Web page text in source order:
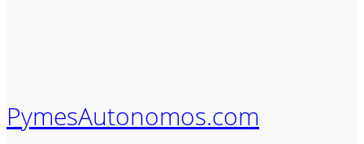
PymesAutonomos.com